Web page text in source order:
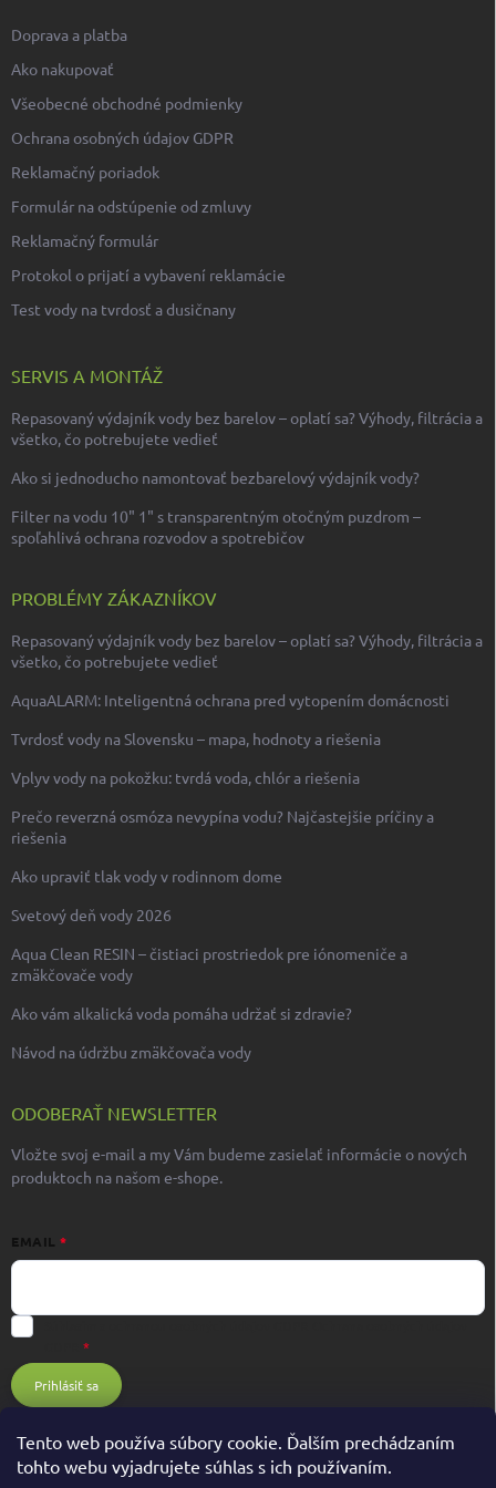
Tento web používa súbory cookie. Ďalším prechádzaním
tohto webu vyjadrujete súhlas s ich používaním.
Doprava a platba
Ako nakupovať
Všeobecné obchodné podmienky
Ochrana osobných údajov GDPR
Reklamačný poriadok
Formulár na odstúpenie od zmluvy
Reklamačný formulár
Protokol o prijatí a vybavení reklamácie
Test vody na tvrdosť a dusičnany
SERVIS A MONTÁŽ
Repasovaný výdajník vody bez barelov – oplatí sa? Výhody, filtrácia a
všetko, čo potrebujete vedieť
Ako si jednoducho namontovať bezbarelový výdajník vody?
Filter na vodu 10" 1" s transparentným otočným puzdrom –
spoľahlivá ochrana rozvodov a spotrebičov
PROBLÉMY ZÁKAZNÍKOV
Repasovaný výdajník vody bez barelov – oplatí sa? Výhody, filtrácia a
všetko, čo potrebujete vedieť
AquaALARM: Inteligentná ochrana pred vytopením domácnosti
Tvrdosť vody na Slovensku – mapa, hodnoty a riešenia
Vplyv vody na pokožku: tvrdá voda, chlór a riešenia
Prečo reverzná osmóza nevypína vodu? Najčastejšie príčiny a
riešenia
Ako upraviť tlak vody v rodinnom dome
Svetový deň vody 2026
Aqua Clean RESIN – čistiaci prostriedok pre iónomeniče a
zmäkčovače vody
Ako vám alkalická voda pomáha udržať si zdravie?
Návod na údržbu zmäkčovača vody
ODOBERAŤ NEWSLETTER
Vložte svoj e-mail a my Vám budeme zasielať informácie o nových
produktoch na našom e-shope.
EMAIL
Prihlásiť sa